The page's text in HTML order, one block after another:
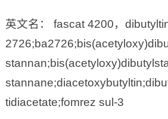
英文名： fascat 4200，
tidiacetate;fomrez sul-3